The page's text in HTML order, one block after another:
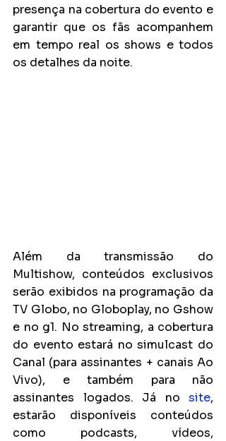
presença na cobertura do evento e
garantir que os fãs acompanhem
em tempo real os shows e todos
os detalhes da noite.
Além da transmissão do
Multishow, conteúdos exclusivos
serão exibidos na programação da
TV Globo, no Globoplay, no Gshow
e no g1. No streaming, a cobertura
do evento estará no simulcast do
Canal (para assinantes + canais Ao
Vivo), e também para não
assinantes logados. Já no site,
estarão disponíveis conteúdos
como podcasts, vídeos,